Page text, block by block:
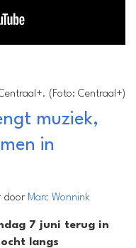
(Foto: Centraal+)
muziek,
in
door Marc Wonnink
7 juni terug in
langs